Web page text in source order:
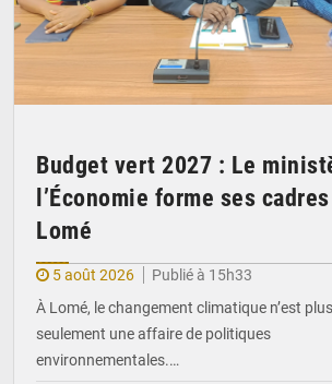
Budget vert 2027 : Le
l’Économie forme ses
Lomé
5 août 2026
Publié à 15h33
À Lomé, le changement climatique n’est plus
seulement une affaire de politiques
environnementales.…